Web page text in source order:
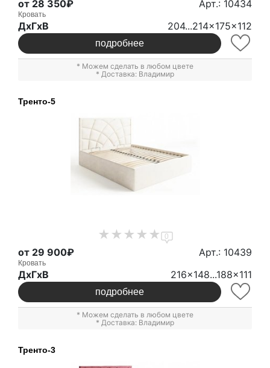
от 28 350₽ Арт.: 10434
Кровать
ДxГxВ 204...214x175x112
подробнее
* Можем сделать в любом цвете
* Доставка: Владимир
Тренто-5
0
от 29 900₽ Арт.: 10439
Кровать
ДxГxВ 216x148...188x111
подробнее
* Можем сделать в любом цвете
* Доставка: Владимир
Тренто-3